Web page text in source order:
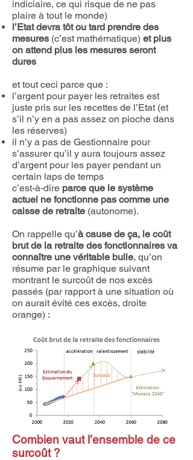
indiciaire, ce qui risque de ne pas
plaire à tout le monde)
l’Etat devra tôt ou tard prendre des
mesures (c’est mathématique) et plus
on attend plus les mesures seront
dures
et tout ceci parce que :
l’argent pour payer les retraites est
juste pris sur les recettes de l’Etat (et
s’il n’y en a pas assez on pioche dans
les réserves)
il n’y a pas de Gestionnaire pour
s’assurer qu’il y aura toujours assez
d’argent pour les payer pendant un
certain laps de temps
c’est-à-dire parce que le système
actuel ne fonctionne pas comme une
caisse de retraite (autonome).
On rappelle qu’à cause de ça, le coût
brut de la retraite des fonctionnaires va
connaître une véritable bulle, qu’on
résume par le graphique suivant
montrant le surcoût de nos excès
passés (par rapport à une situation où
on aurait évité ces excès, droite
orange) :
Combien vaut l’ensemble de ce
surcoût ?